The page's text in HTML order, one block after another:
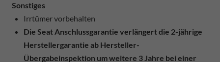
Sonstiges
Irrtümer vorbehalten
Die Seat Anschlussgarantie verlängert die 2-jährige
Herstellergarantie ab Hersteller-
Übergabeinspektion um weitere 3 Jahre bei einer